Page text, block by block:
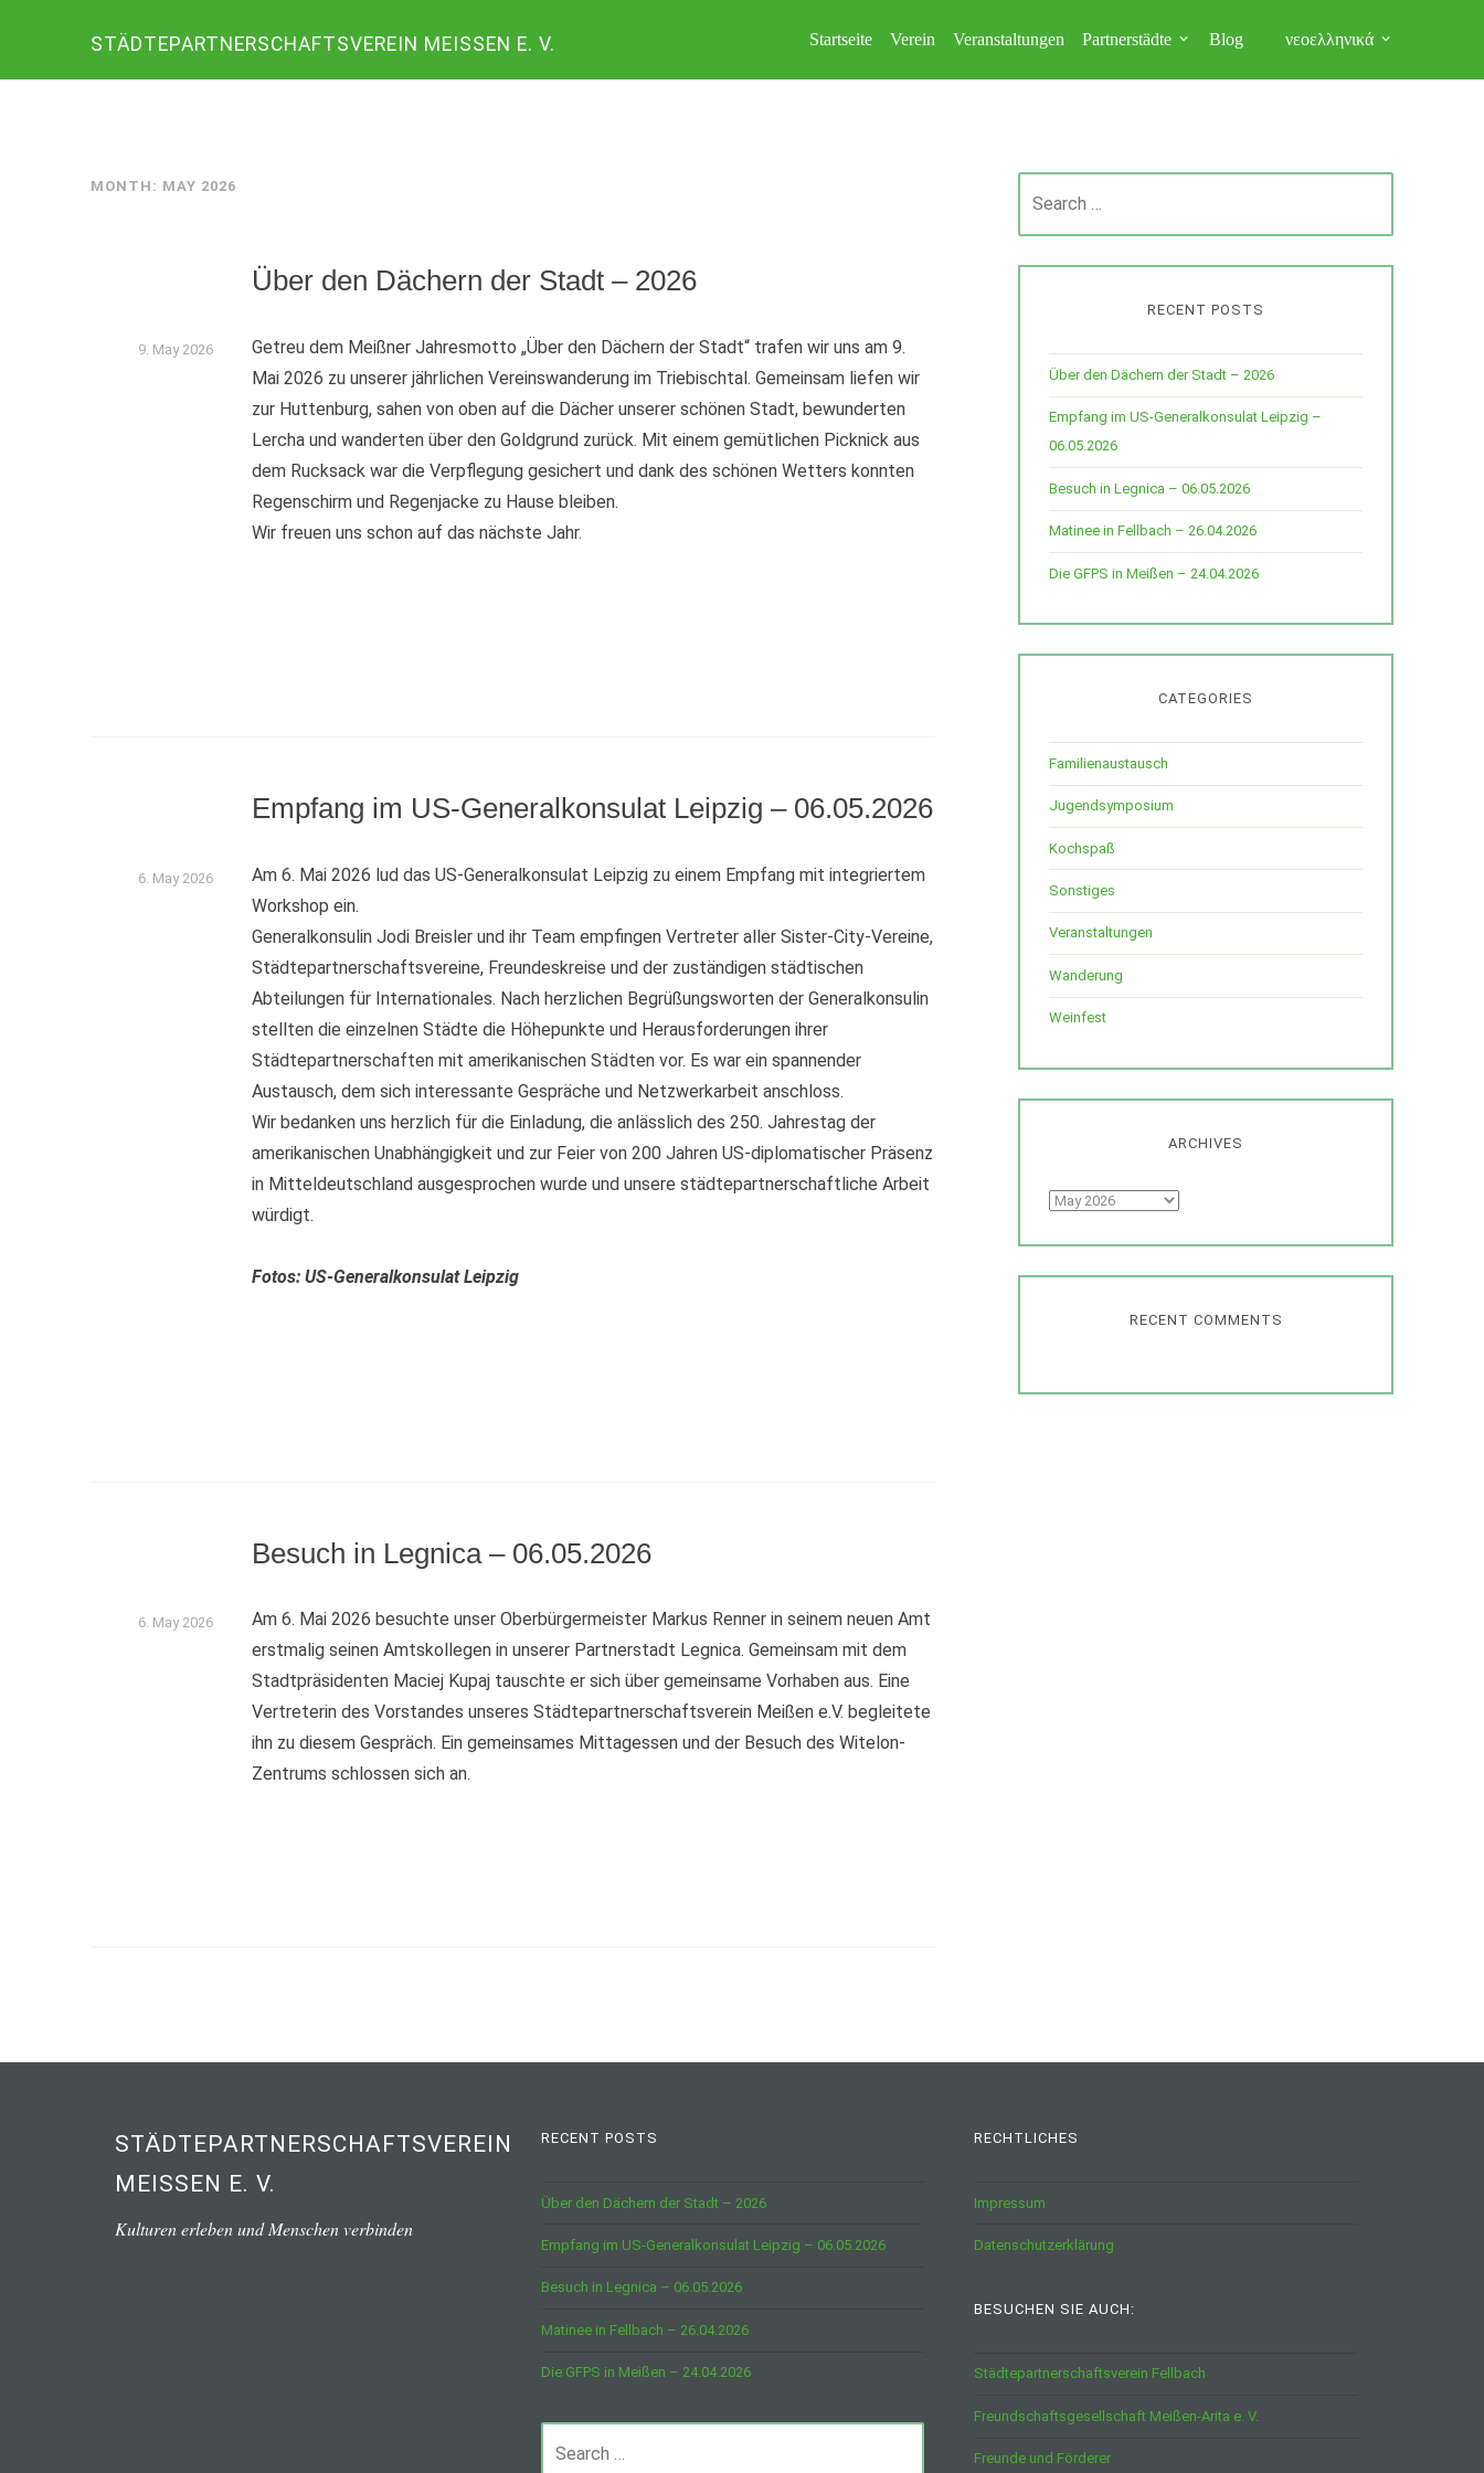
content
STÄDTEPARTNERSCHAFTSVEREIN MEISSEN E. V. Startseite Verein Veranstaltungen Partnerstädte Blog νεοελληνικά
MONTH: MAY 2026
Über den Dächern der Stadt – 2026
9. May 2026
Getreu dem Meißner Jahresmotto „Über den Dächern der Stadt“ trafen wir uns am 9.
Mai 2026 zu unserer jährlichen Vereinswanderung im Triebischtal. Gemeinsam liefen wir
zur Huttenburg, sahen von oben auf die Dächer unserer schönen Stadt, bewunderten
Lercha und wanderten über den Goldgrund zurück. Mit einem gemütlichen Picknick aus
dem Rucksack war die Verpflegung gesichert und dank des schönen Wetters konnten
Regenschirm und Regenjacke zu Hause bleiben.
Wir freuen uns schon auf das nächste Jahr.
Empfang im US-Generalkonsulat Leipzig – 06.05.2026
6. May 2026
Am 6. Mai 2026 lud das US-Generalkonsulat Leipzig zu einem Empfang mit integriertem
Workshop ein.
Generalkonsulin Jodi Breisler und ihr Team empfingen Vertreter aller Sister-City-Vereine,
Städtepartnerschaftsvereine, Freundeskreise und der zuständigen städtischen
Abteilungen für Internationales. Nach herzlichen Begrüßungsworten der Generalkonsulin
stellten die einzelnen Städte die Höhepunkte und Herausforderungen ihrer
Städtepartnerschaften mit amerikanischen Städten vor. Es war ein spannender
Austausch, dem sich interessante Gespräche und Netzwerkarbeit anschloss.
Wir bedanken uns herzlich für die Einladung, die anlässlich des 250. Jahrestag der
amerikanischen Unabhängigkeit und zur Feier von 200 Jahren US-diplomatischer Präsenz
in Mitteldeutschland ausgesprochen wurde und unsere städtepartnerschaftliche Arbeit
würdigt.
Fotos: US-Generalkonsulat Leipzig
Besuch in Legnica – 06.05.2026
6. May 2026
Am 6. Mai 2026 besuchte unser Oberbürgermeister Markus Renner in seinem neuen Amt
erstmalig seinen Amtskollegen in unserer Partnerstadt Legnica. Gemeinsam mit dem
Stadtpräsidenten Maciej Kupaj tauschte er sich über gemeinsame Vorhaben aus. Eine
Vertreterin des Vorstandes unseres Städtepartnerschaftsverein Meißen e.V. begleitete
ihn zu diesem Gespräch. Ein gemeinsames Mittagessen und der Besuch des Witelon-
Zentrums schlossen sich an.
for:
RECENT POSTS
Über den Dächern der Stadt – 2026
Empfang im US-Generalkonsulat Leipzig –
06.05.2026
Besuch in Legnica – 06.05.2026
Matinee in Fellbach – 26.04.2026
Die GFPS in Meißen – 24.04.2026
CATEGORIES
Familienaustausch
Jugendsymposium
Kochspaß
Sonstiges
Veranstaltungen
Wanderung
Weinfest
ARCHIVES
Archives
RECENT COMMENTS
STÄDTEPARTNERSCHAFTSVEREIN
MEISSEN E. V.
Kulturen erleben und Menschen verbinden
RECENT POSTS
Über den Dächern der Stadt – 2026
Empfang im US-Generalkonsulat Leipzig – 06.05.2026
Besuch in Legnica – 06.05.2026
Matinee in Fellbach – 26.04.2026
Die GFPS in Meißen – 24.04.2026
for:
RECHTLICHES
Impressum
Datenschutzerklärung
BESUCHEN SIE AUCH:
Städtepartnerschaftsverein Fellbach
Freundschaftsgesellschaft Meißen-Arita e. V.
Freunde und Förderer